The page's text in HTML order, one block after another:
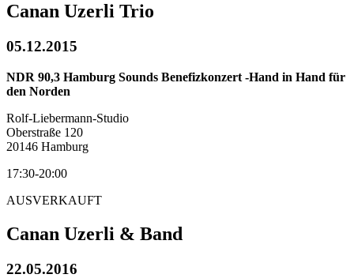
Canan Uzerli Trio
05.12.2015
NDR 90,3 Hamburg Sounds Benefizkonzert -Hand in Hand für
den Norden
Rolf-Liebermann-Studio
Oberstraße 120
20146 Hamburg
17:30-20:00
AUSVERKAUFT
Canan Uzerli & Band
22.05.2016